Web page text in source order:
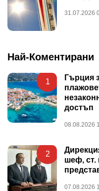
31.07.2026
Най-Коментирани
1
Гърция
достъп
08.08.2026
2
шеф, ст.
07.08.2026